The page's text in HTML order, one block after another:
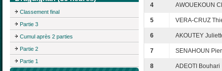
Classement final
Partie 3
Cumul après 2 parties
Partie 2
Partie 1
4 AWOUEKOUN
5 VERA-CRUZ
6 AKOUTEY
7 SENAHOUN
8 ADEOTI Bouhari